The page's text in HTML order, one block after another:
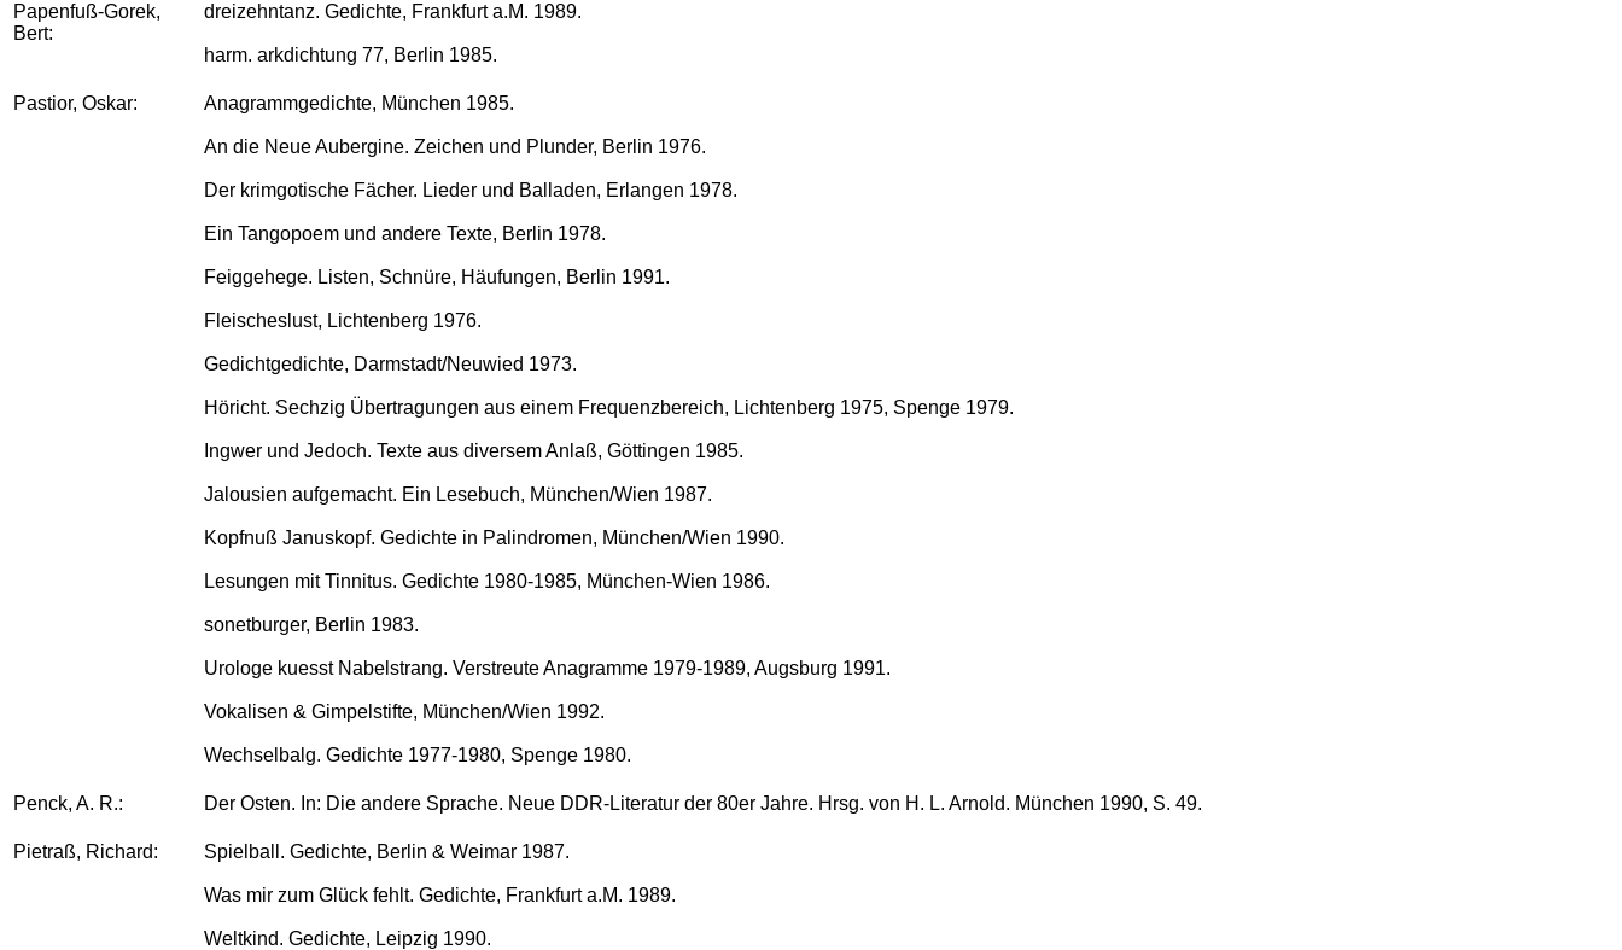
Papenfuß-Gorek,
Bert:
dreizehntanz. Gedichte, Frankfurt a.M. 1989.
harm. arkdichtung 77, Berlin 1985.
Pastior, Oskar: Anagrammgedichte, München 1985.
An die Neue Aubergine. Zeichen und Plunder, Berlin 1976.
Der krimgotische Fächer. Lieder und Balladen, Erlangen 1978.
Ein Tangopoem und andere Texte, Berlin 1978.
Feiggehege. Listen, Schnüre, Häufungen, Berlin 1991.
Fleischeslust, Lichtenberg 1976.
Gedichtgedichte, Darmstadt/Neuwied 1973.
Höricht. Sechzig Übertragungen aus einem Frequenzbereich, Lichtenberg 1975, Spenge 1979.
Ingwer und Jedoch. Texte aus diversem Anlaß, Göttingen 1985.
Jalousien aufgemacht. Ein Lesebuch, München/Wien 1987.
Kopfnuß Januskopf. Gedichte in Palindromen, München/Wien 1990.
Lesungen mit Tinnitus. Gedichte 1980-1985, München-Wien 1986.
sonetburger, Berlin 1983.
Urologe kuesst Nabelstrang. Verstreute Anagramme 1979-1989, Augsburg 1991.
Vokalisen & Gimpelstifte, München/Wien 1992.
Wechselbalg. Gedichte 1977-1980, Spenge 1980.
Penck, A. R.: Der Osten. In: Die andere Sprache. Neue DDR-Literatur der 80er Jahre. Hrsg. von H. L. Arnold. München 1990, S. 49.
Pietraß, Richard: Spielball. Gedichte, Berlin & Weimar 1987.
Was mir zum Glück fehlt. Gedichte, Frankfurt a.M. 1989.
Weltkind. Gedichte, Leipzig 1990.